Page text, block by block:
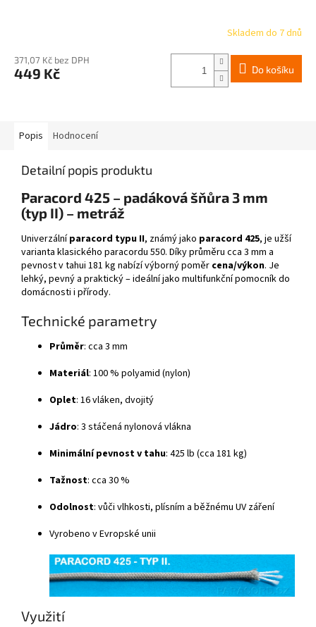
Skladem do 7 dnů
371,07 Kč bez DPH
449 Kč Do košíku
Popis Hodnocení
Detailní popis produktu
Paracord 425 – padáková šňůra 3 mm
(typ II) – metráž
Univerzálníparacord typu II, známý jako paracord 425, je užší
varianta klasického paracordu 550. Díky průměru cca 3 mm a
pevnost v tahui 181 kg nabízí výborný poměr cena/výkon. Je
lehký, pevný a praktický – ideální jako multifunkční pomocník do
domácnosti i přírody.
Technické parametry
Průměr: cca 3 mm
Materiál: 100 % polyamid (nylon)
Oplet: 16 vláken, dvojitý
Jádro: 3 stáčená nylonová vlákna
Minimální pevnost v tahu: 425 lb (cca 181 kg)
Tažnost: cca 30 %
Odolnost: vůči vlhkosti, plísním a běžnému UV záření
Vyrobeno v Evropské unii
Využití